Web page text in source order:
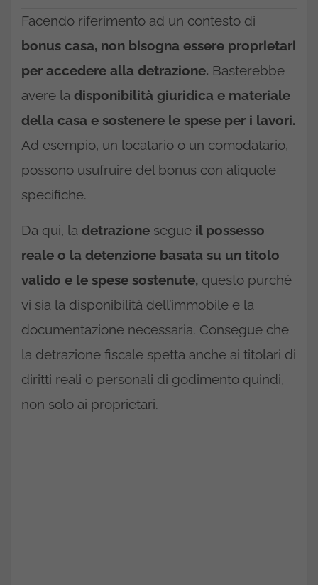
Facendo riferimento ad un contesto di
bonus casa, non bisogna essere proprietari
per accedere alla detrazione. Basterebbe
avere la disponibilità giuridica e materiale
della casa e sostenere le spese per i lavori.
Ad esempio, un locatario o un comodatario,
possono usufruire del bonus con aliquote
specifiche.
Da qui, la detrazione segue il possesso
reale o la detenzione basata su un titolo
valido e le spese sostenute, questo purché
vi sia la disponibilità dell’immobile e la
documentazione necessaria. Consegue che
la detrazione fiscale spetta anche ai titolari di
diritti reali o personali di godimento quindi,
non solo ai proprietari.